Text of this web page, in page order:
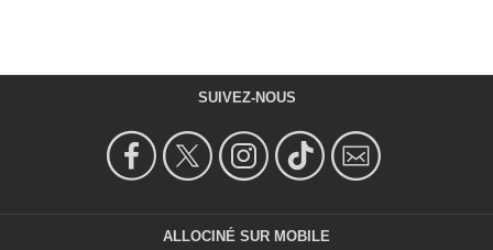
SUIVEZ-NOUS
ALLOCINÉ SUR MOBILE